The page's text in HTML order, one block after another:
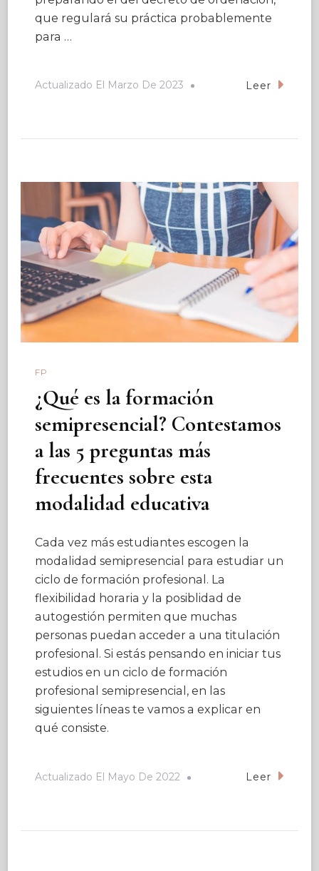
que regulará su práctica probablemente
para …
Actualizado El Marzo De 2023 Leer
FP
¿Qué es la formación
semipresencial? Contestamos
a las 5 preguntas más
frecuentes sobre esta
modalidad educativa
Cada vez más estudiantes escogen la
modalidad semipresencial para estudiar un
ciclo de formación profesional. La
flexibilidad horaria y la posiblidad de
autogestión permiten que muchas
personas puedan acceder a una titulación
profesional. Si estás pensando en iniciar tus
estudios en un ciclo de formación
profesional semipresencial, en las
siguientes líneas te vamos a explicar en
qué consiste.
Actualizado El Mayo De 2022 Leer